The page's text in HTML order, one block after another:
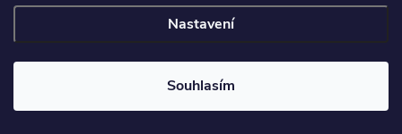
Nastavení
Souhlasím
Vytvořil Shoptet
. Všechna práva vyhrazena.
cookies